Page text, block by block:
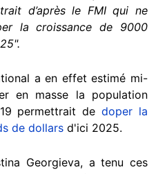
d’après le FMI qui ne
la croissance de 9000
a en effet estimé mi-
en masse la population
permettrait dedoper la
de dollars d'ici 2025.
Georgieva, a tenu ces